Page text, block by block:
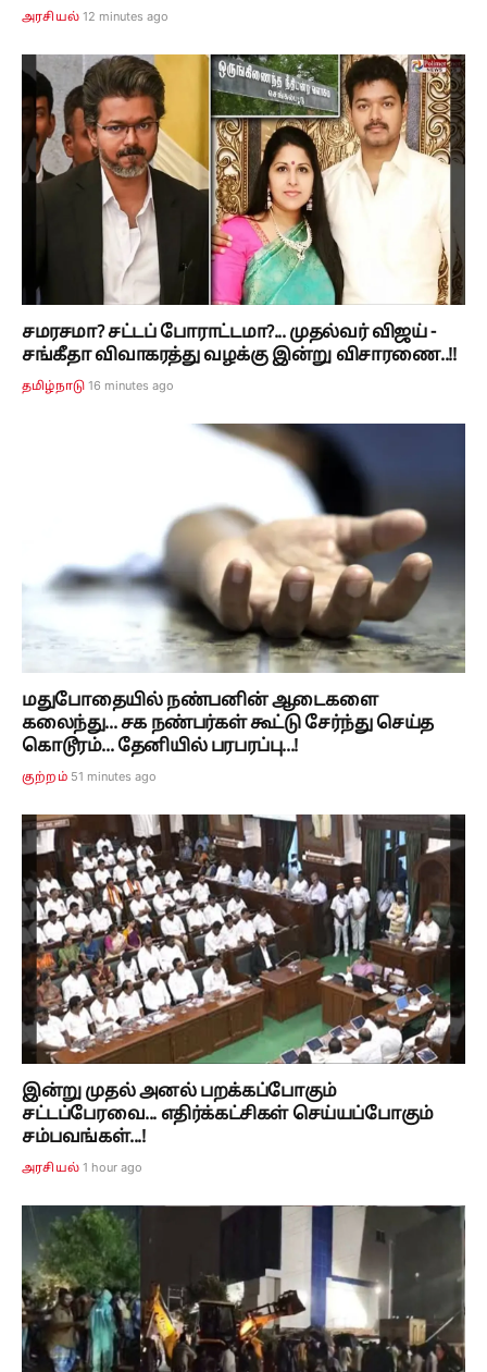
அரசியல் 12 minutes ago
சமரசமா? சட்டப் போராட்டமா?... முதல்வர் விஜய் -
சங்கீதா விவாகரத்து வழக்கு இன்று விசாரணை..!!
தமிழ்நாடு 16 minutes ago
மதுபோதையில் நண்பனின் ஆடைகளை
கலைந்து... சக நண்பர்கள் கூட்டு சேர்ந்து செய்த
கொடூரம்... தேனியில் பரபரப்பு...!
குற்றம் 51 minutes ago
இன்று முதல் அனல் பறக்கப்போகும்
சட்டப்பேரவை... எதிர்க்கட்சிகள் செய்யப்போகும்
சம்பவங்கள்...!
அரசியல் 1 hour ago